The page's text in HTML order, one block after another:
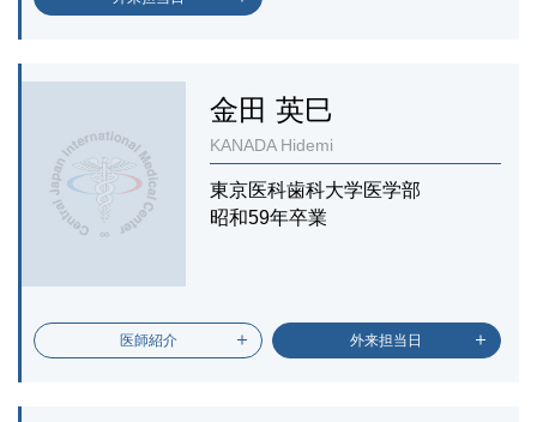
金田 英巳
KANADA Hidemi
東京医科歯科大学医学部
昭和59年卒業
医師紹介 外来担当日